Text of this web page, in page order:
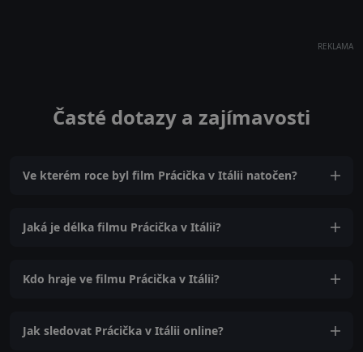
REKLAMA
Časté dotazy a zajímavosti
Ve kterém roce byl film Prácička v Itálii natočen?
Jaká je délka filmu Prácička v Itálii?
Kdo hraje ve filmu Prácička v Itálii?
Jak sledovat Prácička v Itálii online?